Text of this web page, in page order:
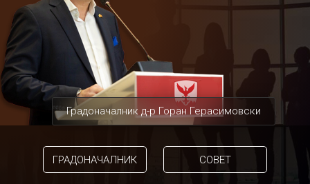
Градоначалник д-р Горан Герасимовски
ГРАДОНАЧАЛНИК СОВЕТ